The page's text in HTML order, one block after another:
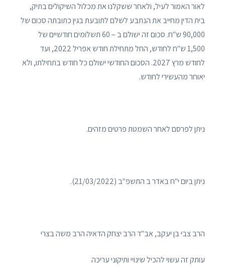
לאור האמור לעיל, ולאחר ששקלנו את מכלול השיקולים בתיק,
בית הדין מחייב את הנתבע לשלם לתובעת בגין כתובתה סכום של
90,000 ש"ח. סכום זה ישולם ב – 60 תשלומים חודשיים של
1,500 ש"ח לחודש, החל מתחילת חודש אפריל 2022, ועד
לחודש מרץ 2027. הסכום החודשי ישולם כל חודש בתחילתו, ולא
יאוחר מהעשירי לחודש.
ניתן לפרסם לאחר השמטת פרטים מזהים.
ניתן ביום י"ח באדר ב התשפ"ב (21/03/2022).
הרב צבי בן יעקב, אב"ד הרב יצחק הדאיה הרב משה בצרי
עותק זה עשוי להכיל שינויי ותיקוני עריכה